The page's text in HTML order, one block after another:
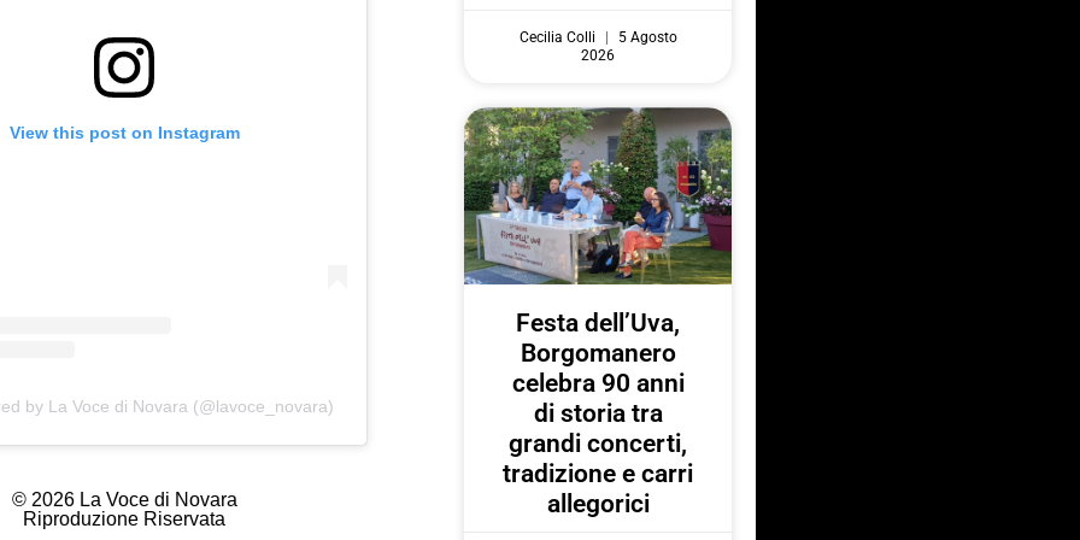
View this post on Instagram
by La Voce di Novara (@lavoce_novara)
© 2026 La Voce di Novara
Riproduzione Riservata
Cecilia Colli
5 Agosto
2026
Festa dell’Uva,
Borgomanero
celebra 90 anni
di storia tra
grandi concerti,
tradizione e carri
allegorici